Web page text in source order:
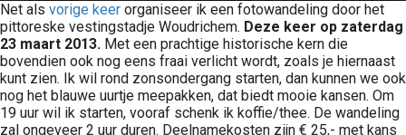
Net als vorige keer organiseer ik een fotowandeling door het
pittoreske vestingstadje Woudrichem. Deze keer op zaterdag
23 maart 2013. Met een prachtige historische kern die
bovendien ook nog eens fraai verlicht wordt, zoals je hiernaast
kunt zien. Ik wil rond zonsondergang starten, dan kunnen we ook
nog het blauwe uurtje meepakken, dat biedt mooie kansen. Om
19 uur wil ik starten, vooraf schenk ik koffie/thee. De wandeling
zal ongeveer 2 uur duren. Deelnamekosten zijn € 25,- met kans